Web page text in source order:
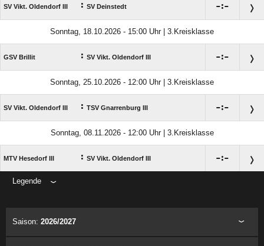
SV Vikt. Oldendorf III : SV Deinstedt :
Sonntag, 18.10.2026 - 15:00 Uhr | 3.Kreisklasse
GSV Brillit : SV Vikt. Oldendorf III :
Sonntag, 25.10.2026 - 12:00 Uhr | 3.Kreisklasse
SV Vikt. Oldendorf III : TSV Gnarrenburg III :
Sonntag, 08.11.2026 - 12:00 Uhr | 3.Kreisklasse
MTV Hesedorf III : SV Vikt. Oldendorf III :
Legende
Saison: 2026/2027